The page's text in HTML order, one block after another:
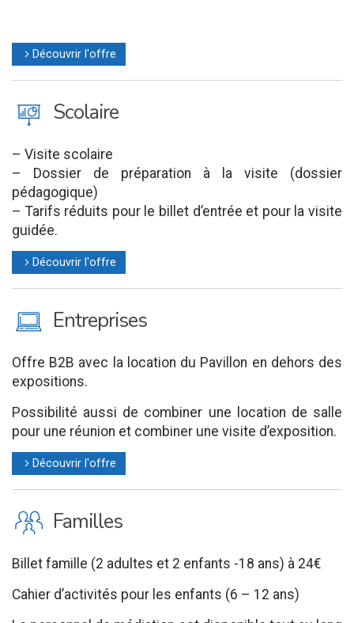
l Découvrir l'offre
J Scolaire
– Visite scolaire
– Dossier de préparation à la visite (dossier
pédagogique)
– Tarifs réduits pour le billet d’entrée et pour la visite
guidée.
l Découvrir l'offre
M Entreprises
Offre B2B avec la location du Pavillon en dehors des
expositions.
Possibilité aussi de combiner une location de salle
pour une réunion et combiner une visite d’exposition.
l Découvrir l'offre
K Familles
Billet famille (2 adultes et 2 enfants -18 ans) à 24€
Cahier d’activités pour les enfants (6 – 12 ans)